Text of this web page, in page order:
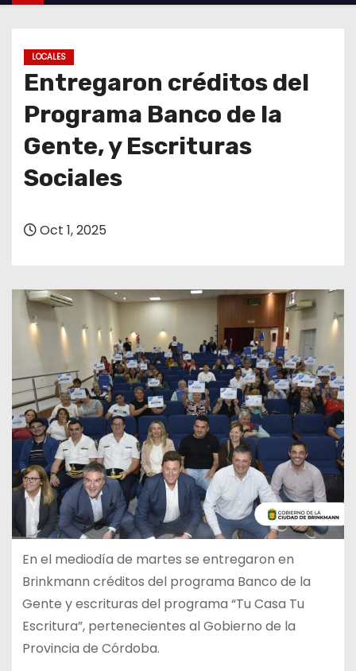
o
LOCALES
Entregaron créditos del
Programa Banco de la
Gente, y Escrituras
Sociales
Oct 1, 2025
En el mediodía de martes se entregaron en
Brinkmann créditos del programa Banco de la
Gente y escrituras del programa “Tu Casa Tu
Escritura”, pertenecientes al Gobierno de la
Provincia de Córdoba.